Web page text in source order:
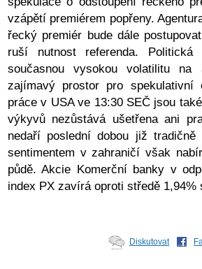
vzápětí premiérem popřeny.
řecký premiér bude dále
ruší nutnost referenda.
současnou vysokou volatilitu
zajímavý prostor pro
práce v USA ve 13:30 SEČ jsou
výkyvů nezůstává ušetřena ani
nedaří poslední dobou již
sentimentem v zahraničí však
půdě. Akcie Komerční banky v
index PX zavírá oproti středě 1,94%
Diskutovat